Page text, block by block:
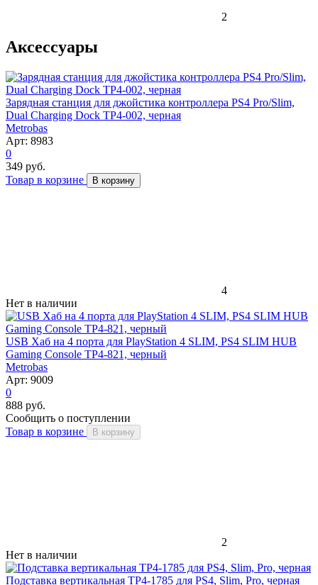
2
Аксессуары
Зарядная станция для джойстика контроллера PS4 Pro/Slim,
Dual Charging Dock TP4-002, черная
Metrobas
Арт: 8983
0
349 руб.
Товар в корзине
В корзину
4
Нет в наличии
USB Хаб на 4 порта для PlayStation 4 SLIM, PS4 SLIM HUB
Gaming Console TP4-821, черный
Metrobas
Арт: 9009
0
888 руб.
Сообщить о поступлении
Товар в корзине
В корзину
2
Нет в наличии
Подставка вертикальная TP4-1785 для PS4, Slim, Pro, черная